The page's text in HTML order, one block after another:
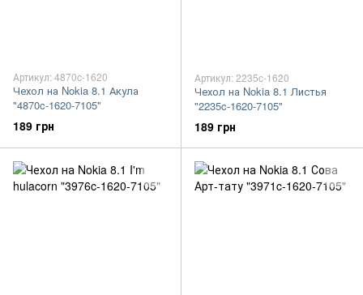
Артикул: 4870c-1620
Чехол на Nokia 8.1 Акула
"4870c-1620-7105"
189 грн
Артикул: 2235c-1620
Чехол на Nokia 8.1 Листья
"2235c-1620-7105"
189 грн